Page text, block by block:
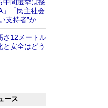
中間選挙は接
「民主社会
支持者”か
12メートル
安全はどう
ース